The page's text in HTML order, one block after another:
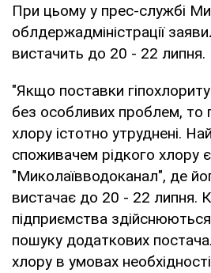
При цьому у прес-службі
облдержадміністрації
вистачить до 20 - 22 липня.
"Якщо поставки
без особливих проблем, то
хлору істотно утруднені.
споживачем рідкого хлору
"Миколаївводоканал", де
вистачає до 20 - 22 липня.
підприємства
пошуку додаткових
хлору в умовах